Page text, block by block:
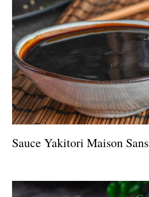
Sauce Yakitori Maison